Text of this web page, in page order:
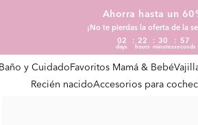
Ahorra hasta un
¡No te pierdas la oferta de la
02
days
22
hours
30
minutes
57
seconds
y CuidadoFavoritos Mamá & Bebé
Recién nacidoAccesorios para